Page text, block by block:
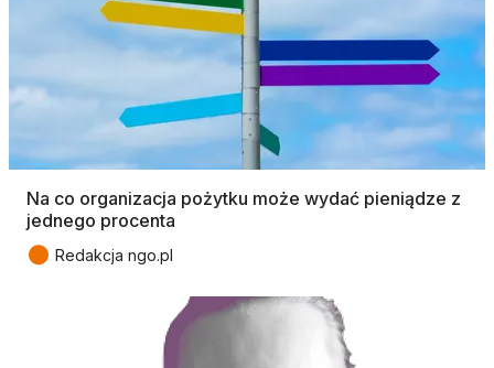
Na co organizacja pożytku może wydać pieniądze z
jednego procenta
● Redakcja ngo.pl